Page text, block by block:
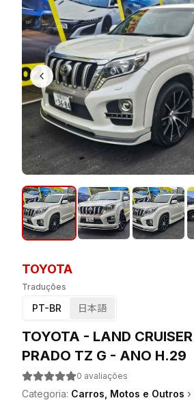
TOYOTA
Traduções
PT-BR 日本語
TOYOTA - LAND CRUISER
PRADO TZ G - ANO H.29
0 avaliações
Categoria: Carros, Motos e Outros ›